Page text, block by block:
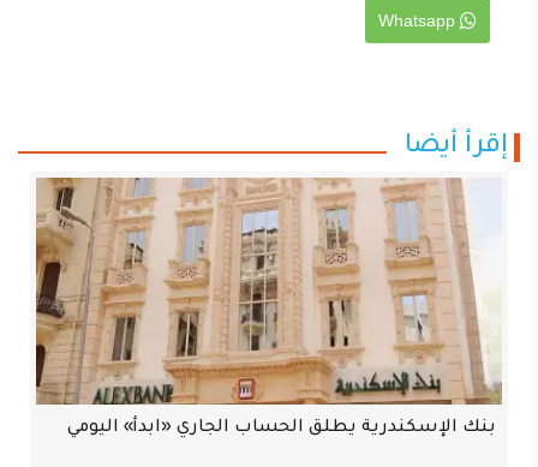
إقرأ أيضا
بنك الإسكندرية يطلق الحساب الجاري «ابدأ» اليومي